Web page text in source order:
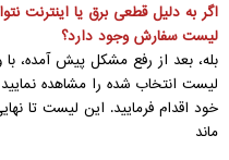
اگر به دلیل قطعی برق یا اینترنت
لیست سفارش وجود دارد؟
بله، بعد از رفع مشکل پیش آمده،
لیست انتخاب شده را مشاهده
خود اقدام فرمایید. این لیست تا
ماند